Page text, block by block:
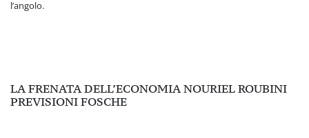
l’angolo.
LA FRENATA DELL’ECONOMIA NOURIEL ROUBINI
PREVISIONI FOSCHE